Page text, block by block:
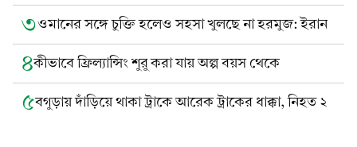
৩ওমানের সঙ্গে চুক্তি হলেও সহসা খুলছে না হরমুজ: ইরান
৪কীভাবে ফ্রিল্যান্সিং শুরু করা যায় অল্প বয়স থেকে
৫বগুড়ায় দাঁড়িয়ে থাকা ট্রাকে আরেক ট্রাকের ধাক্কা, নিহত ২